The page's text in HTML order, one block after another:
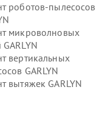
роботов-пылесосов
микроволновых
вертикальных
GARLYN
вытяжек GARLYN